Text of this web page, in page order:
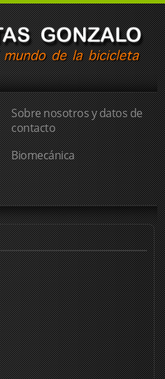
Sobre nosotros y datos de
contacto
Biomecánica